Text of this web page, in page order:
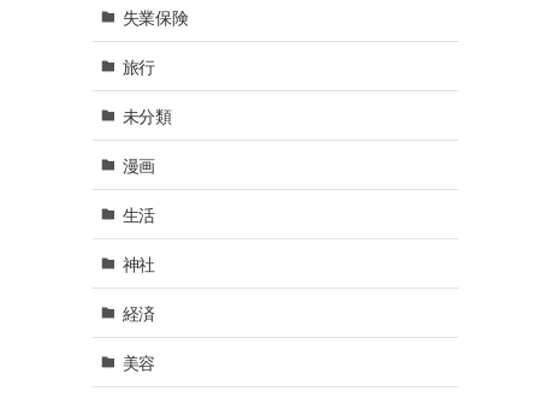
失業保険
旅行
未分類
漫画
生活
神社
経済
美容